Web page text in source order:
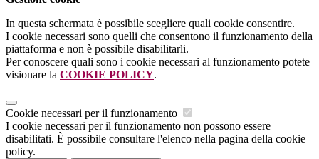
In questa schermata è possibile scegliere quali cookie consentire.
I cookie necessari sono quelli che consentono il funzionamento della
piattaforma e non è possibile disabilitarli.
Per conoscere quali sono i cookie necessari al funzionamento potete
visionare la COOKIE POLICY.
Cookie necessari per il funzionamento
I cookie necessari per il funzionamento non possono essere
disabilitati. È possibile consultare l'elenco nella pagina della cookie
policy.